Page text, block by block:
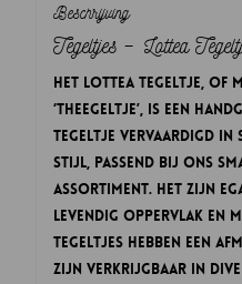
Beschrijving
Tegeltjes – Lottea
Het Lottea Tegeltje, of
‘THEEgeltje’, is een
tegeltje vervaardigd in
stijl, passend bij ons
assortiment. Het zijn
levendig oppervlak en
tegeltjes hebben een
zijn verkrijgbaar in